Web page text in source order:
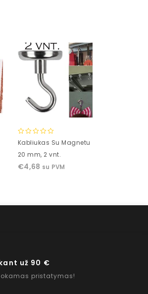
0
of
5
Kabliukas Su Magnetu
20 mm, 2 vnt.
€4,68 su PVM
už 90 €
pristatymas!